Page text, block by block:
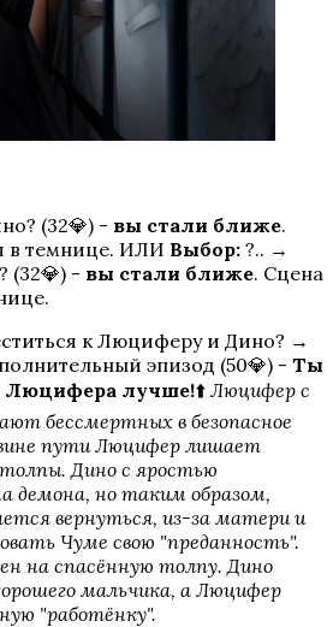
(32💎) - вы стали ближе.
в темнице. ИЛИ Выбор: ?.. →
(32💎) - вы стали ближе. Сцена
к Люциферу и Дино? →
эпизод (50💎) - Ты
Люцифера лучше!⬆️ Люцифер с
бессмертных в безопасное
пути Люцифер лишает
толпы. Дино с яростью
демона, но таким образом,
вернуться, из-за матери и
Чуме свою "преданность".
на спасённую толпу. Дино
мальчика, а Люцифер
"работёнку".